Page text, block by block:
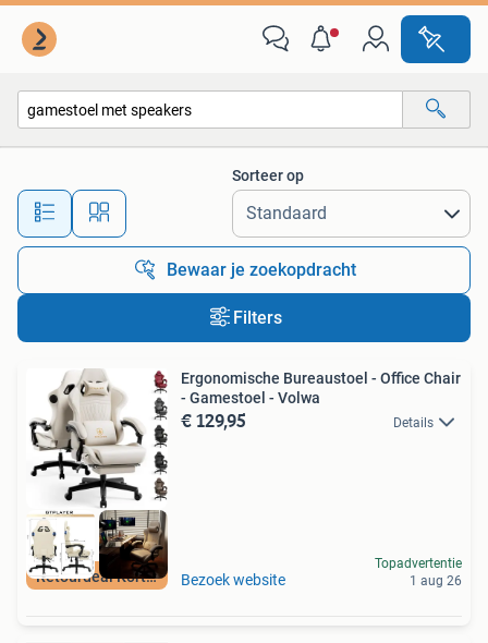
Alle afstanden…
Sorteer op
Bewaar je zoekopdracht
Filters
Retourdeal Korting
Ergonomische Bureaustoel - Office Chair
- Gamestoel - Volwa
€ 129,95 Details
Bezoek website
Topadvertentie
1 aug 26